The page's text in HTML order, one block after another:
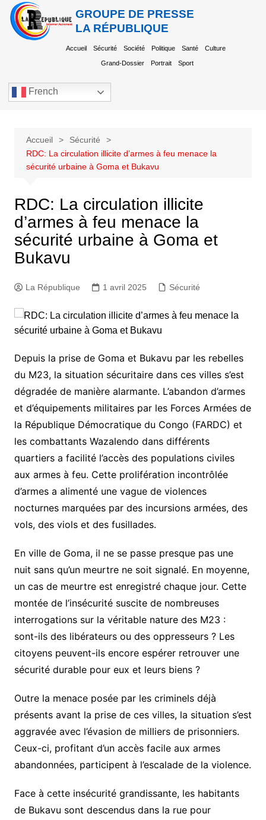
GROUPE DE PRESSE
LA RÉPUBLIQUE
Accueil Sécurité Société Politique Santé Culture
Grand-Dossier Portrait Sport
French
Accueil
Sécurité
RDC: La circulation illicite d’armes à feu menace la
sécurité urbaine à Goma et Bukavu
RDC: La circulation illicite
d’armes à feu menace la
sécurité urbaine à Goma et
Bukavu
La République 1 avril 2025 Sécurité
Depuis la prise de Goma et Bukavu par les rebelles
du M23, la situation sécuritaire dans ces villes s’est
dégradée de manière alarmante. L’abandon d’armes
et d’équipements militaires par les Forces Armées de
la République Démocratique du Congo (FARDC) et
les combattants Wazalendo dans différents
quartiers a facilité l’accès des populations civiles
aux armes à feu. Cette prolifération incontrôlée
d’armes a alimenté une vague de violences
nocturnes marquées par des incursions armées, des
vols, des viols et des fusillades.
En ville de Goma, il ne se passe presque pas une
nuit sans qu’un meurtre ne soit signalé. En moyenne,
un cas de meurtre est enregistré chaque jour. Cette
montée de l’insécurité suscite de nombreuses
interrogations sur la véritable nature des M23 :
sont-ils des libérateurs ou des oppresseurs ? Les
citoyens peuvent-ils encore espérer retrouver une
sécurité durable pour eux et leurs biens ?
Outre la menace posée par les criminels déjà
présents avant la prise de ces villes, la situation s’est
aggravée avec l’évasion de milliers de prisonniers.
Ceux-ci, profitant d’un accès facile aux armes
abandonnées, participent à l’escalade de la violence.
Face à cette insécurité grandissante, les habitants
de Bukavu sont descendus dans la rue pour